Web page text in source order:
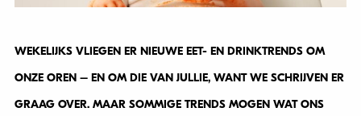
WEKELIJKS VLIEGEN ER NIEUWE EET- EN DRINKTRENDS OM
ONZE OREN – EN OM DIE VAN JULLIE, WANT WE SCHRIJVEN ER
GRAAG OVER. MAAR SOMMIGE TRENDS MOGEN WAT ONS